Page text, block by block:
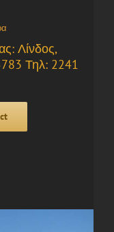
Λίνδος,
Τηλ: 2241